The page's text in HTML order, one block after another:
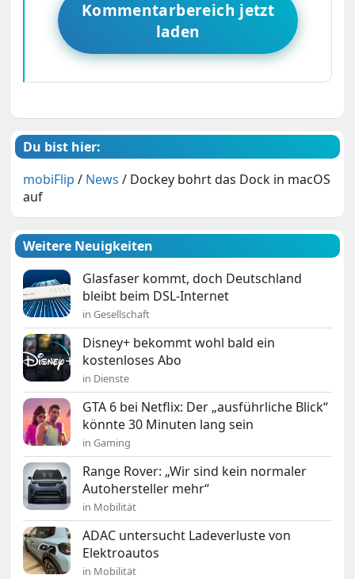
Kommentarbereich jetzt
laden
Du bist hier:
mobiFlip / News / Dockey bohrt das Dock in macOS
auf
Weitere Neuigkeiten
Glasfaser kommt, doch Deutschland
bleibt beim DSL-Internet
in Gesellschaft
Disney+ bekommt wohl bald ein
kostenloses Abo
in Dienste
GTA 6 bei Netflix: Der „ausführliche Blick“
könnte 30 Minuten lang sein
in Gaming
Range Rover: „Wir sind kein normaler
Autohersteller mehr“
in Mobilität
ADAC untersucht Ladeverluste von
Elektroautos
in Mobilität